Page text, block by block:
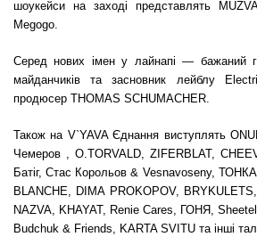
шоукейси на заході представлять
Megogo.
Середнових імен у лайнапі — бажаний
майданчиків та засновник лейблу
продюсер THOMAS SCHUMACHER.
Також на V`YAVA Єднання виступлять
Чемеров , O.TORVALD, ZIFERBLAT,
Батіг, Стас Корольов & Vesnavoseny,
BLANCHE, DIMA PROKOPOV,
NAZVA, KHAYAT, Renie Cares, ГОНЯ,
Budchuk & Friends, KARTA SVITU та інші